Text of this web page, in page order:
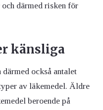
därmed risken för
känsliga
också antalet
av läkemedel. Äldre
beroende på